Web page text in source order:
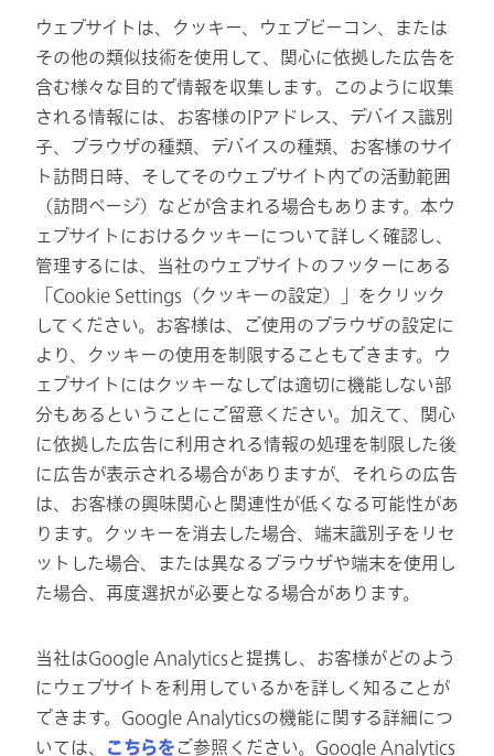
ウェブサイトは、クッキー、ウェブビーコン、または
その他の類似技術を使用して、関心に依拠した広告を
含む様々な目的で情報を収集します。このように収集
される情報には、お客様のIPアドレス、デバイス識別
子、ブラウザの種類、デバイスの種類、お客様のサイ
ト訪問日時、そしてそのウェブサイト内での活動範囲
（訪問ページ）などが含まれる場合もあります。本ウ
ェブサイトにおけるクッキーについて詳しく確認し、
管理するには、当社のウェブサイトのフッターにある
「Cookie Settings（クッキーの設定）」をクリック
してください。お客様は、ご使用のブラウザの設定に
より、クッキーの使用を制限することもできます。ウ
ェブサイトにはクッキーなしでは適切に機能しない部
分もあるということにご留意ください。加えて、関心
に依拠した広告に利用される情報の処理を制限した後
に広告が表示される場合がありますが、それらの広告
は、お客様の興味関心と関連性が低くなる可能性があ
ります。クッキーを消去した場合、端末識別子をリセ
ットした場合、または異なるブラウザや端末を使用し
た場合、再度選択が必要となる場合があります。
当社はGoogle Analyticsと提携し、お客様がどのよう
にウェブサイトを利用しているかを詳しく知ることが
できます。Google Analyticsの機能に関する詳細につ
いては、 こちらをご参照ください。Google Analytics